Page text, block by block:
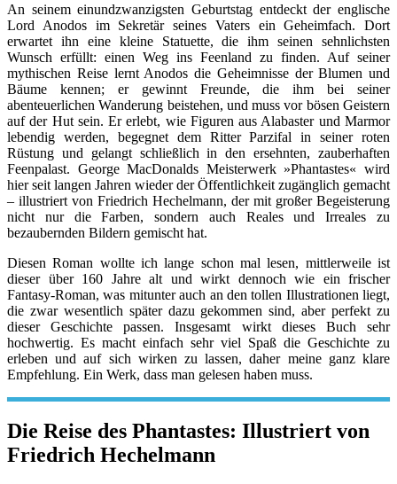
An seinem einundzwanzigsten Geburtstag entdeckt der englische
Lord Anodos im Sekretär seines Vaters ein Geheimfach. Dort
erwartet ihn eine kleine Statuette, die ihm seinen sehnlichsten
Wunsch erfüllt: einen Weg ins Feenland zu finden. Auf seiner
mythischen Reise lernt Anodos die Geheimnisse der Blumen und
Bäume kennen; er gewinnt Freunde, die ihm bei seiner
abenteuerlichen Wanderung beistehen, und muss vor bösen Geistern
auf der Hut sein. Er erlebt, wie Figuren aus Alabaster und Marmor
lebendig werden, begegnet dem Ritter Parzifal in seiner roten
Rüstung und gelangt schließlich in den ersehnten, zauberhaften
Feenpalast. George MacDonalds Meisterwerk »Phantastes« wird
hier seit langen Jahren wieder der Öffentlichkeit zugänglich gemacht
– illustriert von Friedrich Hechelmann, der mit großer Begeisterung
nicht nur die Farben, sondern auch Reales und Irreales zu
bezaubernden Bildern gemischt hat.
Diesen Roman wollte ich lange schon mal lesen, mittlerweile ist
dieser über 160 Jahre alt und wirkt dennoch wie ein frischer
Fantasy-Roman, was mitunter auch an den tollen Illustrationen liegt,
die zwar wesentlich später dazu gekommen sind, aber perfekt zu
dieser Geschichte passen. Insgesamt wirkt dieses Buch sehr
hochwertig. Es macht einfach sehr viel Spaß die Geschichte zu
erleben und auf sich wirken zu lassen, daher meine ganz klare
Empfehlung. Ein Werk, dass man gelesen haben muss.
Die Reise des Phantastes: Illustriert von
Friedrich Hechelmann